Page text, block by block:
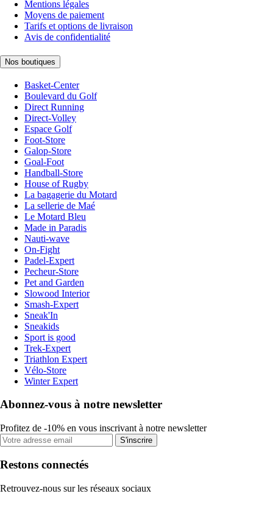
Mentions légales
Moyens de paiement
Tarifs et options de livraison
Avis de confidentialité
Nos boutiques
Basket-Center
Boulevard du Golf
Direct Running
Direct-Volley
Espace Golf
Foot-Store
Galop-Store
Goal-Foot
Handball-Store
House of Rugby
La bagagerie du Motard
La sellerie de Maé
Le Motard Bleu
Made in Paradis
Nauti-wave
On-Fight
Padel-Expert
Pecheur-Store
Pet and Garden
Slowood Interior
Smash-Expert
Sneak'In
Sneakids
Sport is good
Trek-Expert
Triathlon Expert
Vélo-Store
Winter Expert
Abonnez-vous à notre newsletter
Profitez de -10% en vous inscrivant à notre newsletter
S'inscrire
Restons connectés
Retrouvez-nous sur les réseaux sociaux